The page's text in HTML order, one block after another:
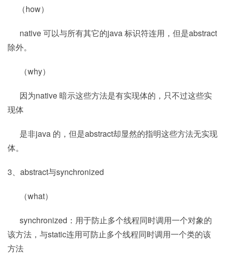
（how）
native 可以与所有其它的java 标识符连用，但是abstract
除外。
（why）
因为native 暗示这些方法是有实现体的，只不过这些实
现体
是非java 的，但是abstract却显然的指明这些方法无实现
体。
3、abstract与synchronized
（what）
synchronized：用于防止多个线程同时调用一个对象的
该方法，与static连用可防止多个线程同时调用一个类的该
方法